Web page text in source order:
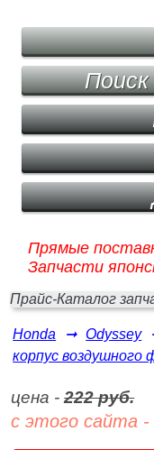
Прямые
Запчасти
Прайс-Каталог
Honda ➞ Odyssey
корпус воздушного
цена -222 руб.
с этого сайта